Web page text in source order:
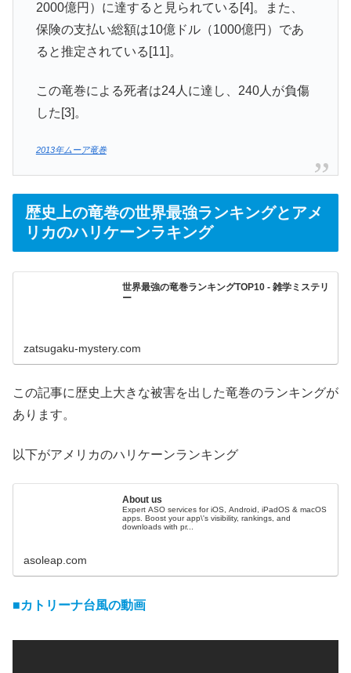
2000億円）に達すると見られている[4]。また、
保険の支払い総額は10億ドル（1000億円）であ
ると推定されている[11]。
この竜巻による死者は24人に達し、240人が負傷
した[3]。
2013年ムーア竜巻
歴史上の竜巻の世界最強ランキングとアメ
リカのハリケーンラキング
世界最強の竜巻ランキングTOP10 - 雑学ミステリ
ー
zatsugaku-mystery.com
この記事に歴史上大きな被害を出した竜巻のランキングが
あります。
以下がアメリカのハリケーンランキング
About us
Expert ASO services for iOS, Android, iPadOS & macOS
apps. Boost your app\'s visibility, rankings, and
downloads with pr...
asoleap.com
■カトリーナ台風の動画